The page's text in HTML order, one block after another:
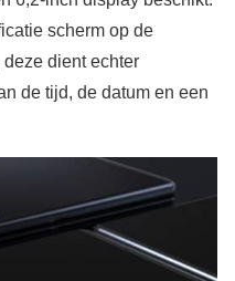
scherm op de
dient echter
de tijd, de datum en een